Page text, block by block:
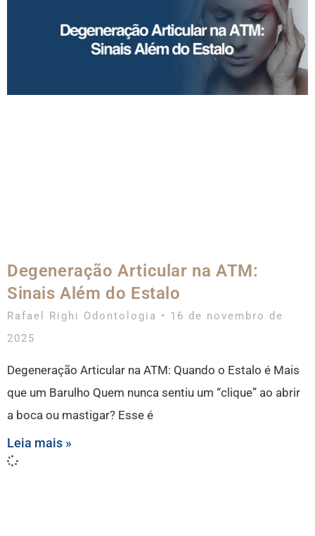
Degeneração Articular na ATM:
Sinais Além do Estalo
Rafael Righi Odontologia
16 de novembro de
2025
Degeneração Articular na ATM: Quando o Estalo é Mais
que um Barulho Quem nunca sentiu um “clique” ao abrir
a boca ou mastigar? Esse é
Leia mais »